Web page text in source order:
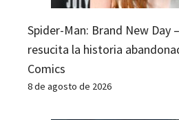
Spider-Man: Brand New Day
resucita la historia
Comics
8 de agosto de 2026